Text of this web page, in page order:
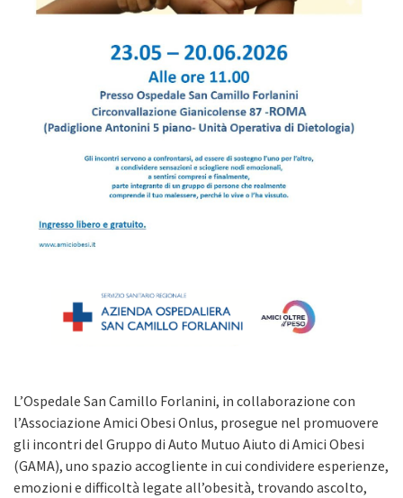
L’Ospedale San Camillo Forlanini, in collaborazione con
l’Associazione Amici Obesi Onlus, prosegue nel promuovere
gli incontri del Gruppo di Auto Mutuo Aiuto di Amici Obesi
(GAMA), uno spazio accogliente in cui condividere esperienze,
emozioni e difficoltà legate all’obesità, trovando ascolto,